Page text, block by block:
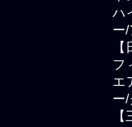
ハ
ー
フ
エ
ー